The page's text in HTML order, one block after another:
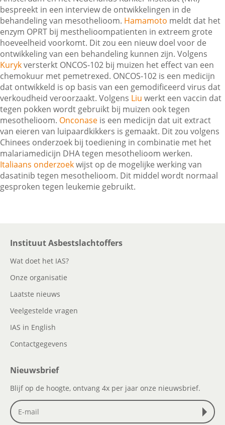
Contactgegevens
Zoeken
bespreekt in een interview de ontwikkelingen in de
behandeling van mesothelioom. Hamamoto meldt dat het
enzym OPRT bij mesthelioompatienten in extreem grote
hoeveelheid voorkomt. Dit zou een nieuw doel voor de
ontwikkeling van een behandeling kunnen zijn. Volgens
Kurykversterkt ONCOS-102 bij muizen het effect van een
chemokuur met pemetrexed. ONCOS-102 is een medicijn
dat ontwikkeld is op basis van een gemodificeerd virus dat
verkoudheid veroorzaakt. Volgens Liu werkt een vaccin dat
tegen pokken wordt gebruikt bij muizen ook tegen
mesothelioom. Onconase is een medicijn dat uit extract
van eieren van luipaardkikkers is gemaakt. Dit zou volgens
Chinees onderzoek bij toediening in combinatie met het
malariamedicijn DHA tegen mesothelioom werken.
Italiaans onderzoekwijst op de mogelijke werking van
dasatinib tegen mesothelioom. Dit middel wordt normaal
gesproken tegen leukemie gebruikt.
Instituut Asbestslachtoffers
Wat doet het IAS?
Onze organisatie
Laatste nieuws
Veelgestelde vragen
IAS in English
Contactgegevens
Nieuwsbrief
Blijf op de hoogte, ontvang 4x per jaar onze nieuwsbrief.